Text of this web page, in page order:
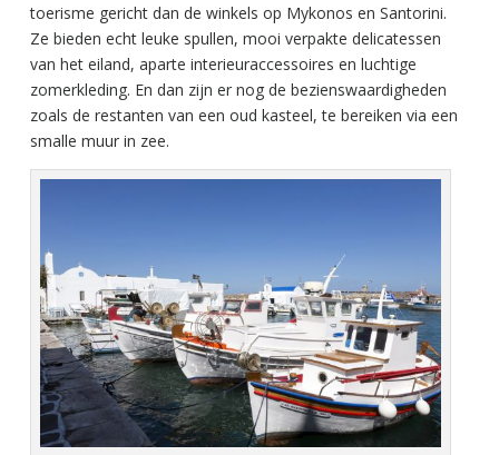
toerisme gericht dan de winkels op Mykonos en Santorini.
Ze bieden echt leuke spullen, mooi verpakte delicatessen
van het eiland, aparte interieuraccessoires en luchtige
zomerkleding. En dan zijn er nog de bezienswaardigheden
zoals de restanten van een oud kasteel, te bereiken via een
smalle muur in zee.